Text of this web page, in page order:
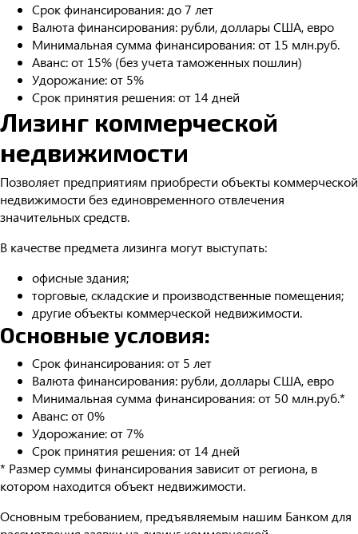
Срок финансирования: до 7 лет
Валюта финансирования: рубли, доллары США, евро
Минимальная сумма финансирования: от 15 млн.руб.
Аванс: от 15% (без учета таможенных пошлин)
Удорожание: от 5%
Срок принятия решения: от 14 дней
Лизинг коммерческой
недвижимости
Позволяет предприятиям приобрести объекты коммерческой
недвижимости без единовременного отвлечения
значительных средств.
В качестве предмета лизинга могут выступать:
офисные здания;
торговые, складские и производственные помещения;
другие объекты коммерческой недвижимости.
Основные условия:
Срок финансирования: от 5 лет
Валюта финансирования: рубли, доллары США, евро
Минимальная сумма финансирования: от 50 млн.руб.*
Аванс: от 0%
Удорожание: от 7%
Срок принятия решения: от 14 дней
* Размер суммы финансирования зависит от региона, в
котором находится объект недвижимости.
Основным требованием, предъявляемым нашим Банком для